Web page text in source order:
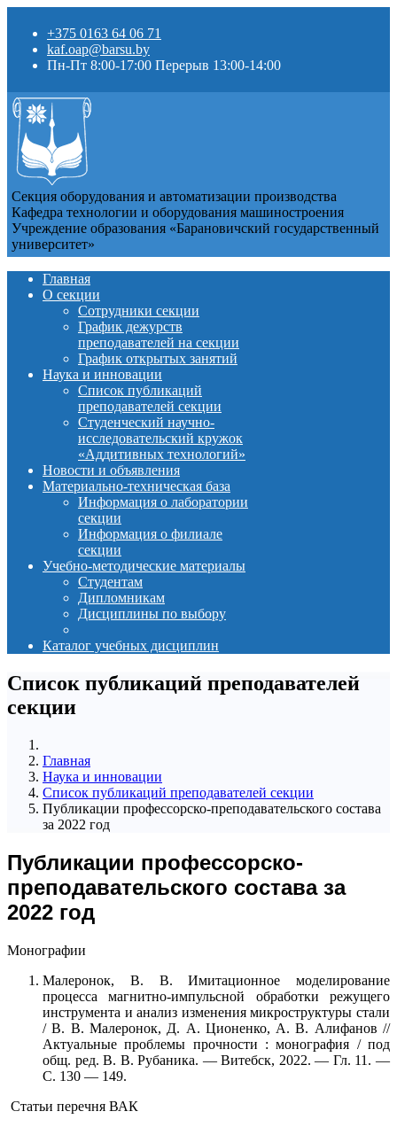
+375 0163 64 06 71
kaf.oap@barsu.by
Пн-Пт 8:00-17:00 Перерыв 13:00-14:00
Секция оборудования и автоматизации производства
Кафедра технологии и оборудования машиностроения
Учреждение образования «Барановичский государственный
университет»
Главная
О секции
Сотрудники секции
График дежурств
преподавателей на секции
График открытых занятий
Наука и инновации
Список публикаций
преподавателей секции
Студенческий научно-
исследовательский кружок
«Аддитивных технологий»
Новости и объявления
Материально-техническая база
Информация о лаборатории
секции
Информация о филиале
секции
Учебно-методические материалы
Студентам
Дипломникам
Дисциплины по выбору
Каталог учебных дисциплин
Список публикаций преподавателей
секции
Главная
Наука и инновации
Список публикаций преподавателей секции
Публикации профессорско-преподавательского состава
за 2022 год
Публикации профессорско-
преподавательского состава за
2022 год
Монографии
Малеронок, В. В. Имитационное моделирование
процесса магнитно-импульсной обработки режущего
инструмента и анализ изменения микроструктуры стали
/ В. В. Малеронок, Д. А. Ционенко, А. В. Алифанов //
Актуальные проблемы прочности : монография / под
общ. ред. В. В. Рубаника. — Витебск, 2022. — Гл. 11. —
С. 130 — 149.
Статьи перечня ВАК